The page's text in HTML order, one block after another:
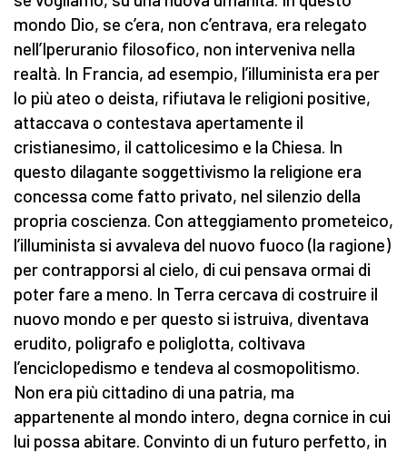
mondo Dio, se c’era, non c’entrava, era relegato
nell’Iperuranio filosofico, non interveniva nella
realtà. In Francia, ad esempio, l’illuminista era per
lo più ateo o deista, rifiutava le religioni positive,
attaccava o contestava apertamente il
cristianesimo, il cattolicesimo e la Chiesa. In
questo dilagante soggettivismo la religione era
concessa come fatto privato, nel silenzio della
propria coscienza. Con atteggiamento prometeico,
l’illuminista si avvaleva del nuovo fuoco (la ragione)
per contrapporsi al cielo, di cui pensava ormai di
poter fare a meno. In Terra cercava di costruire il
nuovo mondo e per questo si istruiva, diventava
erudito, poligrafo e poliglotta, coltivava
l’enciclopedismo e tendeva al cosmopolitismo.
Non era più cittadino di una patria, ma
appartenente al mondo intero, degna cornice in cui
lui possa abitare. Convinto di un futuro perfetto, in